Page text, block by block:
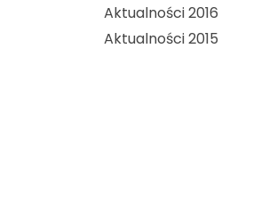
Aktualności 2016
Aktualności 2015